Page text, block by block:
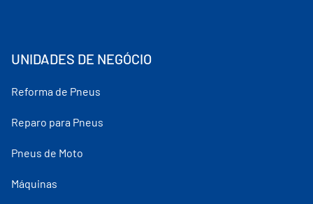
UNIDADES DE NEGÓCIO
Reforma de Pneus
Reparo para Pneus
Pneus de Moto
Máquinas